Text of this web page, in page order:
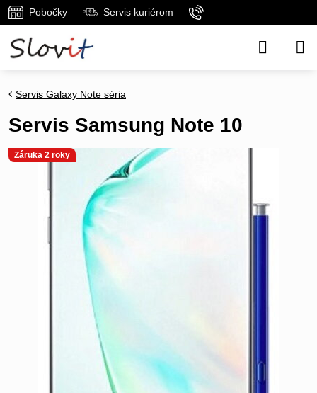
Pobočky Servis kuriérom
Záruka 2 roky
Servis Galaxy Note séria
Servis Samsung Note 10